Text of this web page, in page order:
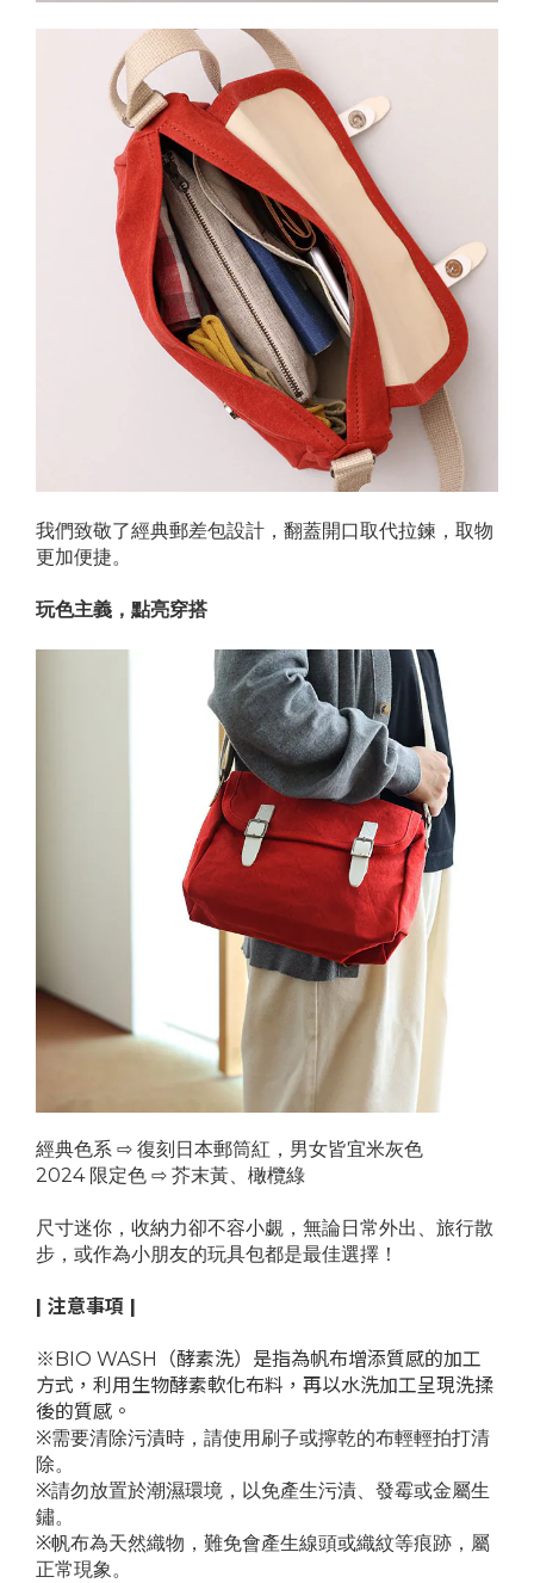
我們致敬了經典郵差包設計，翻蓋開口取代拉鍊，取物
更加便捷。
玩色主義，點亮穿搭
經典色系 ⇨ 復刻日本郵筒紅，男女皆宜米灰色
2024 限定色 ⇨ 芥末黃、橄欖綠
尺寸迷你，收納力卻不容小覷，無論日常外出、旅行散
步，或作為小朋友的玩具包都是最佳選擇！
| 注意事項
※BIO WASH（酵素洗）是指為帆布增添質感的加工
方式，利用生物酵素軟化布料，再以水洗加工呈現洗揉
後的質感。
※需要清除污漬時，請使用刷子或擰乾的布輕輕拍打清
除。
※請勿放置於潮濕環境，以免產生污漬、發霉或金屬生
鏽。
※帆布為天然織物，難免會產生線頭或織紋等痕跡，屬
正常現象。